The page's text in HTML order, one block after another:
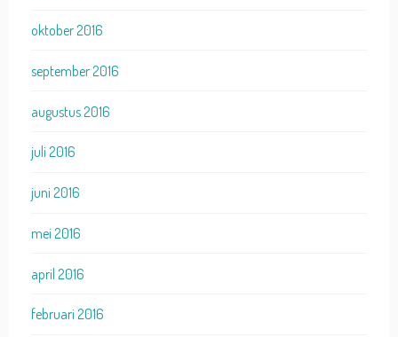
oktober 2016
september 2016
augustus 2016
juli 2016
juni 2016
mei 2016
april 2016
februari 2016